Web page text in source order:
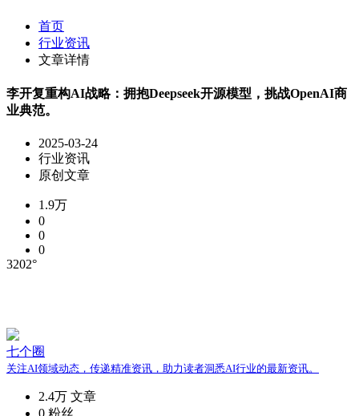
首页
行业资讯
文章详情
李开复重构AI战略：拥抱Deepseek开源模型，挑战OpenAI商
业典范。
2025-03-24
行业资讯
原创文章
1.9万
0
0
0
3202°
七个圈
关注AI领域动态，传递精准资讯，助力读者洞悉AI行业的最新资讯。
2.4万 文章